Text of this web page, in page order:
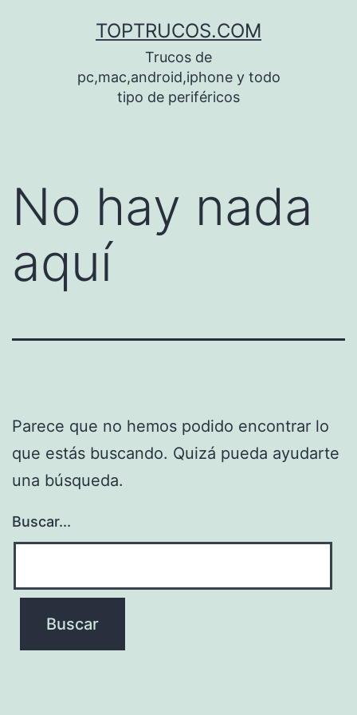
TOPTRUCOS.COM
Trucos de
pc,mac,android,iphone y todo
tipo de periféricos
No hay nada
aquí
Parece que no hemos podido encontrar lo
que estás buscando. Quizá pueda ayudarte
una búsqueda.
Buscar...